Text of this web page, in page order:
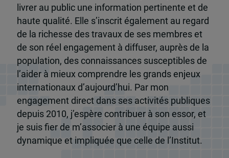
livrer au public une information pertinente et de
haute qualité. Elle s’inscrit également au regard
de la richesse des travaux de ses membres et
de son réel engagement à diffuser, auprès de la
population, des connaissances susceptibles de
l’aider à mieux comprendre les grands enjeux
internationaux d’aujourd’hui. Par mon
engagement direct dans ses activités publiques
depuis 2010, j’espère contribuer à son essor, et
je suis fier de m’associer à une équipe aussi
dynamique et impliquée que celle de l’Institut.